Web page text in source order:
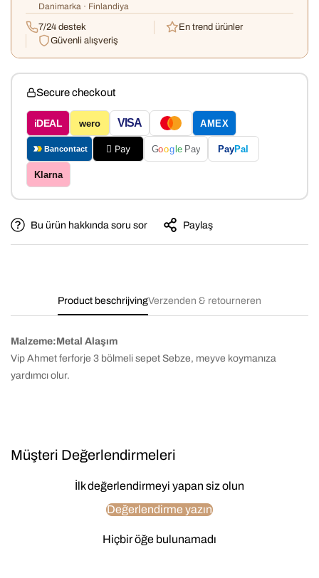
Danimarka · Finlandiya
7/24 destek
En trend ürünler
Güvenli alışveriş
Secure checkout
iDEAL wero VISA AMEX
Bancontact  Pay Goog le Pay PayPal
Klarna
Bu ürün hakkında soru sor Paylaş
Product beschrijvingVerzenden & retourneren
Malzeme:Metal Alaşım
Vip Ahmet ferforje 3 bölmeli sepet Sebze, meyve koymanıza
yardımcı olur.
Müşteri Değerlendirmeleri
İlk değerlendirmeyi yapan siz olun
Değerlendirme yazın
Hiçbir öğe bulunamadı